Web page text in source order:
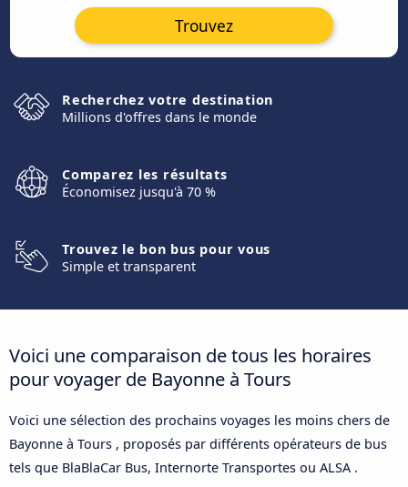
Trouvez
Recherchez votre destination
Millions d'offres dans le monde
Comparez les résultats
Économisez jusqu'à 70 %
Trouvez le bon bus pour vous
Simple et transparent
Voici une comparaison de tous les horaires
pour voyager de Bayonne à Tours
Voici une sélection des prochains voyages les moins chers de
Bayonne à Tours , proposés par différents opérateurs de bus
tels que BlaBlaCar Bus, Internorte Transportes ou ALSA .